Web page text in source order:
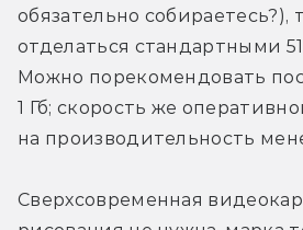
обязательно собираетесь?),
отделаться стандартными
Можно порекомендовать
1 Гб; скорость же
на производительность
Сверхсовременная